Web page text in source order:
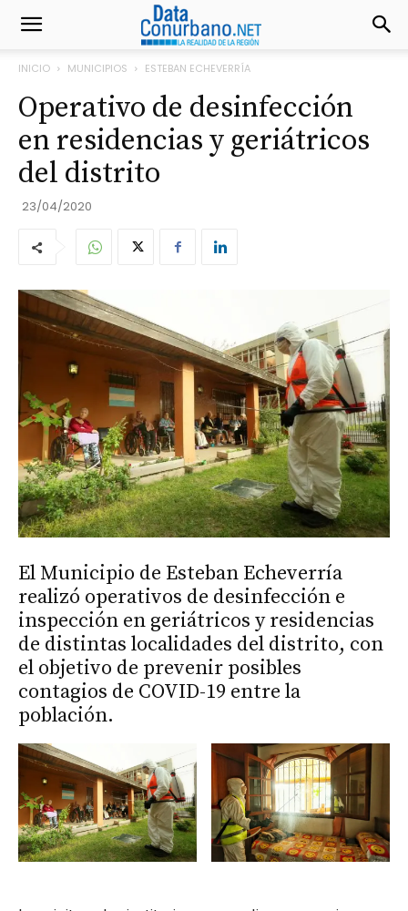
INICIO MUNICIPIOS ESTEBAN ECHEVERRÍA
Operativo de desinfección
en residencias y geriátricos
del distrito
23/04/2020
El Municipio de Esteban Echeverría
realizó operativos de desinfección e
inspección en geriátricos y residencias
de distintas localidades del distrito, con
el objetivo de prevenir posibles
contagios de COVID-19 entre la
población.